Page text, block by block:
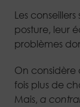
Les
posture, leur
problèmes
On
fois plus de
Mais, a